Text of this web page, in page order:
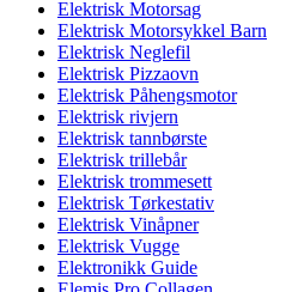
Elektrisk Motorsag
Elektrisk Motorsykkel Barn
Elektrisk Neglefil
Elektrisk Pizzaovn
Elektrisk Påhengsmotor
Elektrisk rivjern
Elektrisk tannbørste
Elektrisk trillebår
Elektrisk trommesett
Elektrisk Tørkestativ
Elektrisk Vinåpner
Elektrisk Vugge
Elektronikk Guide